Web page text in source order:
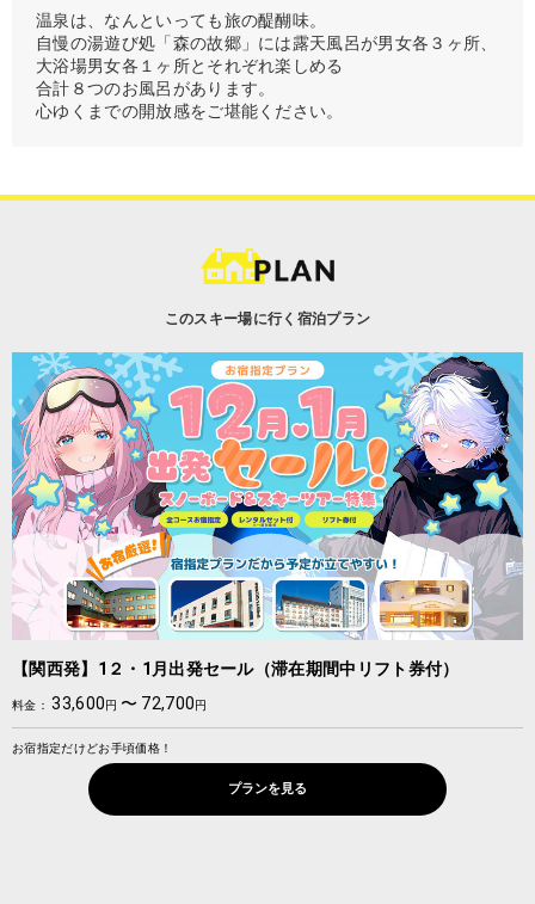
温泉は、なんといっても旅の醍醐味。
自慢の湯遊び処「森の故郷」には露天風呂が男女各３ヶ所、
大浴場男女各１ヶ所とそれぞれ楽しめる
合計８つのお風呂があります。
心ゆくまでの開放感をご堪能ください。
このスキー場に行く宿泊プラン
【関西発】1２・1月出発セール（滞在期間中リフト券付）
料金：33,600円 〜 72,700円
お宿指定だけどお手頃価格！
プランを見る